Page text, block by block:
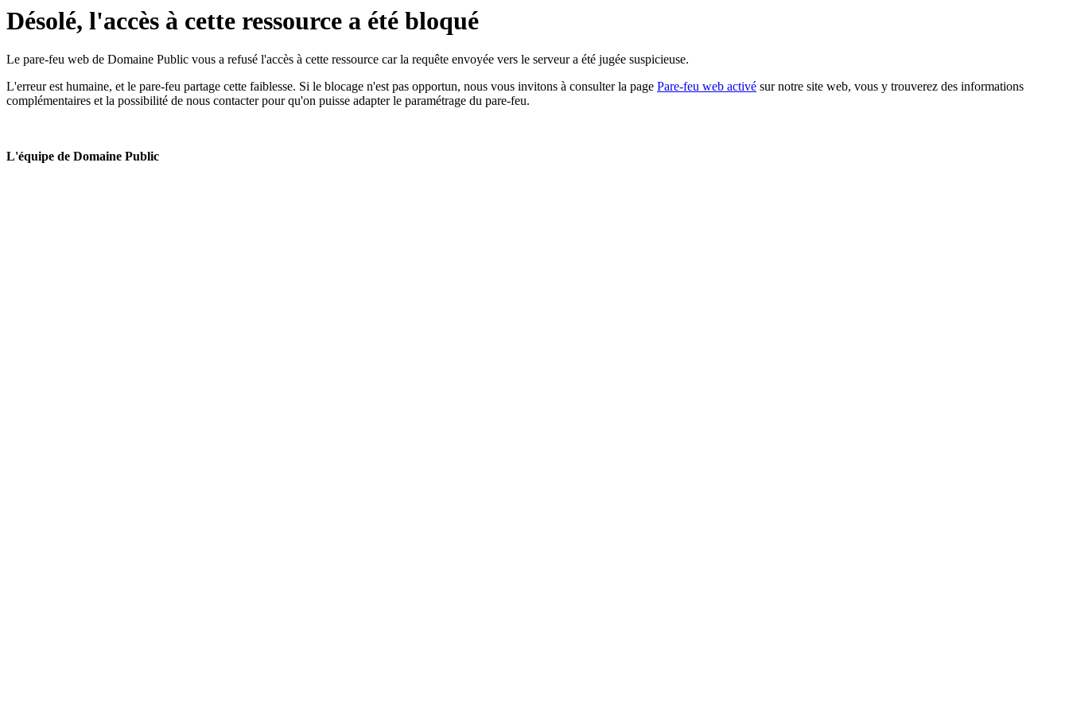
Désolé, l'accès à cette ressource a été bloqué
Le pare-feu web de Domaine Public vous a refusé l'accès à cette ressource car la requête envoyée vers le serveur a été jugée suspicieuse.
L'erreur est humaine, et le pare-feu partage cette faiblesse. Si le blocage n'est pas opportun, nous vous invitons à consulter la page Pare-feu web activé sur notre site web, vous y trouverez des informations
complémentaires et la possibilité de nous contacter pour qu'on puisse adapter le paramétrage du pare-feu.
L'équipe de Domaine Public